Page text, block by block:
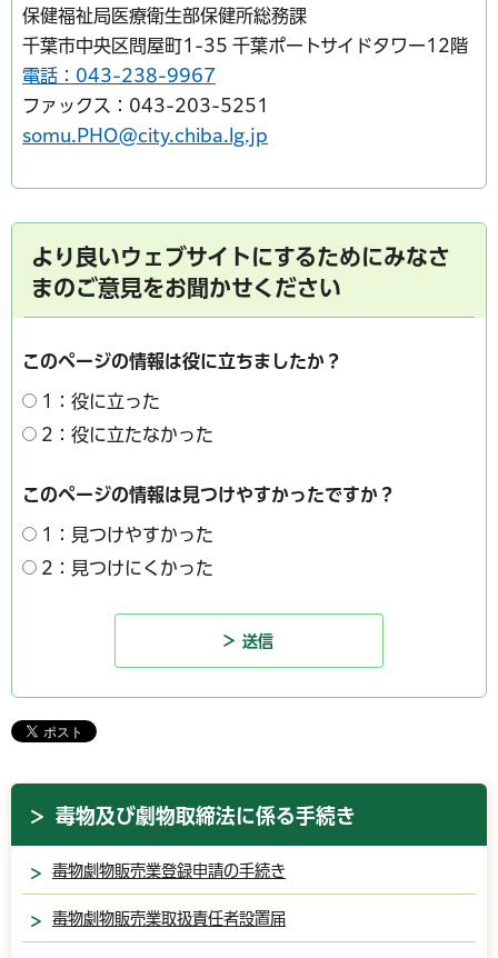
保健福祉局医療衛生部保健所総務課
千葉市中央区問屋町1-35 千葉ポートサイドタワー12階
電話：043-238-9967
ファックス：043-203-5251
somu.PHO@city.chiba.lg.jp
より良いウェブサイトにするためにみなさ
まのご意見をお聞かせください
このページの情報は役に立ちましたか？
1：役に立った
2：役に立たなかった
このページの情報は見つけやすかったですか？
1：見つけやすかった
2：見つけにくかった
毒物及び劇物取締法に係る手続き
毒物劇物販売業登録申請の手続き
毒物劇物販売業取扱責任者設置届